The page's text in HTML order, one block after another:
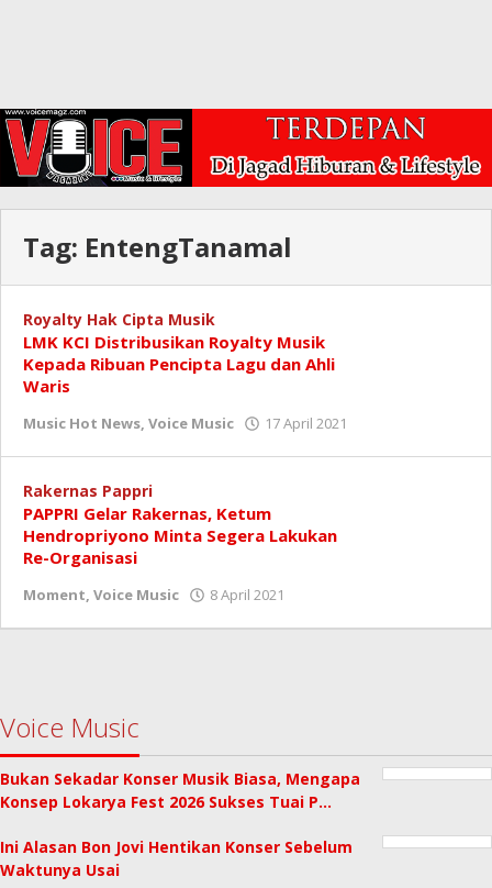
Tag: EntengTanamal
Royalty Hak Cipta Musik
LMK KCI Distribusikan Royalty Musik
Kepada Ribuan Pencipta Lagu dan Ahli
Waris
Music Hot News, Voice Music 17 April 2021
Rakernas Pappri
PAPPRI Gelar Rakernas, Ketum
Hendropriyono Minta Segera Lakukan
Re-Organisasi
Moment, Voice Music 8 April 2021
Voice Music
Bukan Sekadar Konser Musik Biasa, Mengapa
Konsep Lokarya Fest 2026 Sukses Tuai P…
Ini Alasan Bon Jovi Hentikan Konser Sebelum
Waktunya Usai